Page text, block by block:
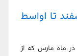
تا اواسط
ماه مارس که از